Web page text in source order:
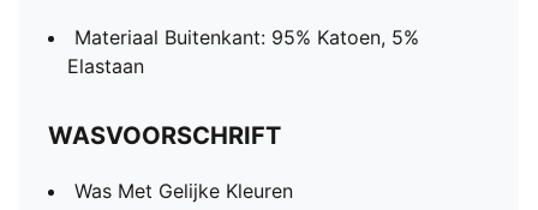
Materiaal Buitenkant: 95% Katoen, 5%
Elastaan
WASVOORSCHRIFT
Was Met Gelijke Kleuren